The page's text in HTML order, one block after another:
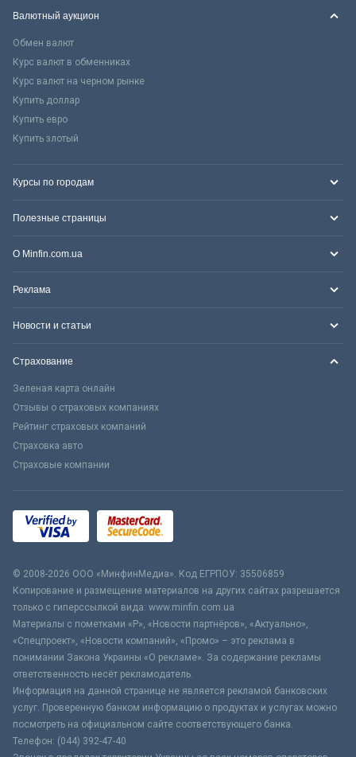
Валютный аукцион
Обмен валют
Курс валют в обменниках
Курс валют на черном рынке
Купить доллар
Купить евро
Купить злотый
Курсы по городам
Полезные страницы
О Minfin.com.ua
Реклама
Новости и статьи
Страхование
Зеленая карта онлайн
Отзывы о страховых компаниях
Рейтинг страховых компаний
Страховка авто
Страховые компании
© 2008-2026 ООО «МинфинМедиа». Код ЕГРПОУ: 35506859
Копирование и размещение материалов на других сайтах разрешается
только с гиперссылкой вида: www.minfin.com.ua
Материалы с пометками «Р», «Новости партнёров», «Актуально»,
«Спецпроект», «Новости компаний», «Промо» – это реклама в
понимании Закона Украины «О рекламе». За содержание рекламы
ответственность несёт рекламодатель.
Информация на данной странице не является рекламой банковских
услуг. Проверенную банком информацию о продуктах и услугах можно
посмотреть на официальном сайте соответствующего банка.
Телефон: (044) 392-47-40